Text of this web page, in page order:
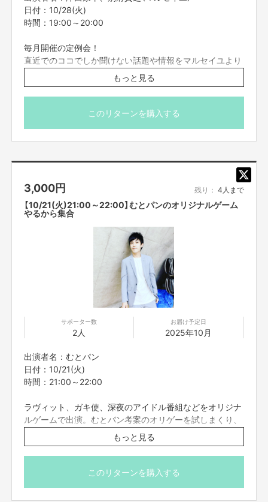
勢力（暴力団、暴力団員、暴力団準構成員、暴力団関係企業、総会屋等、社
会運動等標ぼうゴロ、特殊知能暴力集団及びこれらに準ずる団体、並びにこ
れらの構成員等を指します。以下、同様とします。）に該当せず、また、こ
を保証します。
■プロジェクト実施前及び実施中に上記に反する事態が発生した場合、いつ
でもプロジェクトの実行を中止することができ、プランナーは一切の責任を
■二次利用の目的や、有料イベントやPR目的での配信イベント・番組など
■参加する権利の転売や譲渡は禁止とさせていただきます。購入したご本人
【販売責任者】
【所在地】
新宿区新宿5-18-21
お問い合わせは下記のURLのメッセージからご連絡ください。
https://cf.fany.lol/users/message/view/33849
【返品期限】
不良品、発送品間違いの場合は無料で交換させていただきます。到着日から
7日以内に上記問い合わせ先へご連絡ください。それ以上経過しますと返品
ル・返品・交換はお受けできません。
不良品、発送商品間違いの場合、着払いにて対応いたします。
日付：10/28(火)
時間：19:00～20:00
毎月開催の定例会！
直近でのココでしか聞けない話題や情報をマルセイユより
ご報告させていただきます！
※こちらのリターンは実施日の3日前の16時までお買い求
もっと見る
このリターンを購入する
3,000円 残り： 4人まで
【10/21(火)21:00～22:00】むとパンのオリジナルゲーム
やるから集合
サポーター数
2人
お届け予定日
2025年10月
出演者名：むとパン
日付：10/21(火)
時間：21:00～22:00
ラヴィット、ガキ使、深夜のアイドル番組などをオリジナ
ルゲームで出演。むとパン考案のオリゲーを試しまくり、
お客様と一緒に中学生に戻って楽しく過ごすを目的とした
集い。集合！！！
※こちらのリターンは実施日の3日前の16時までお買い求
もっと見る
このリターンを購入する